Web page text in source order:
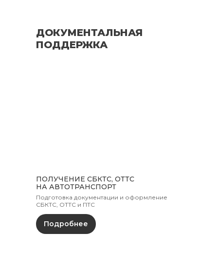
ДОКУМЕНТАЛЬНАЯ
ПОДДЕРЖКА
Подготовка документации и оформление
СБКТС, ОТТС и ПТС
ПОЛУЧЕНИЕ СБКТС, ОТТС
НА АВТОТРАНСПОРТ
Подробнее
SPECAUTOCONSTR@GMAIL.COM